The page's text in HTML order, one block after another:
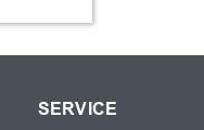
SERVICE